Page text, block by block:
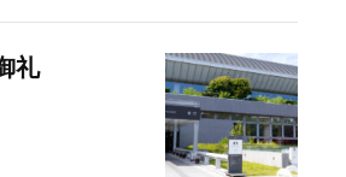
礼
新社長就任記念 第68回秀裳苑展ご
来場の御礼